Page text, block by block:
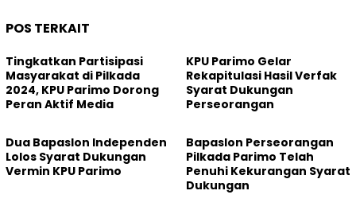
POS TERKAIT
Tingkatkan Partisipasi
Masyarakat di Pilkada
2024, KPU Parimo Dorong
Peran Aktif Media
KPU Parimo Gelar
Rekapitulasi Hasil Verfak
Syarat Dukungan
Perseorangan
Dua Bapaslon Independen
Lolos Syarat Dukungan
Vermin KPU Parimo
Bapaslon Perseorangan
Pilkada Parimo Telah
Penuhi Kekurangan Syarat
Dukungan